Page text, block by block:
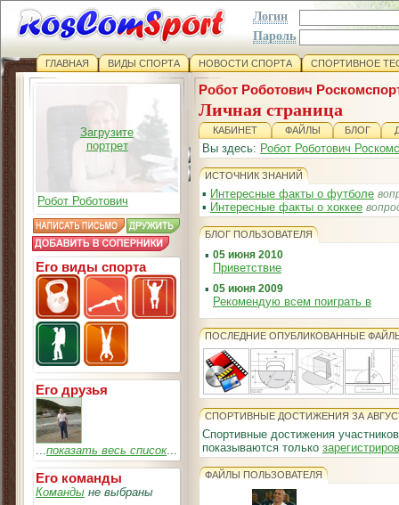
Логин
Пароль
ГЛАВНАЯ ВИДЫ СПОРТА НОВОСТИ СПОРТА СПОРТИВНОЕ
Загрузите
портрет
Робот Роботович
Его виды спорта
Его друзья
...показать весь список...
Его команды
Команды не выбраны
Робот Роботович
Личная страница
КАБИНЕТ ФАЙЛЫ БЛОГ
Вы здесь: Робот Роботович
ИСТОЧНИК ЗНАНИЙ
▪ Интересные факты о футболе
▪ Интересные факты о хоккее
БЛОГ ПОЛЬЗОВАТЕЛЯ
▪ 05 июня 2010
Приветствие
▪ 05 июня 2009
Рекомендую всем поиграть в
ПОСЛЕДНИЕ ОПУБЛИКОВАННЫЕ
СПОРТИВНЫЕ ДОСТИЖЕНИЯ ЗА
Спортивные достижения
показываются только
ФАЙЛЫ ПОЛЬЗОВАТЕЛЯ